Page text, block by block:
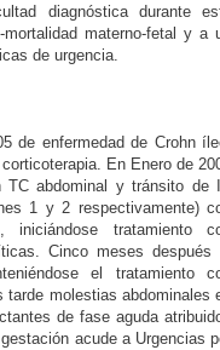
diagnóstica durante
materno-fetal y a
de urgencia.
de enfermedad de Crohn
En Enero de
TC abdominal y tránsito de
1 y 2 respectivamente)
iniciándose tratamiento
Cinco meses después
el tratamiento
tarde molestias abdominales
de fase aguda
acude a Urgencias